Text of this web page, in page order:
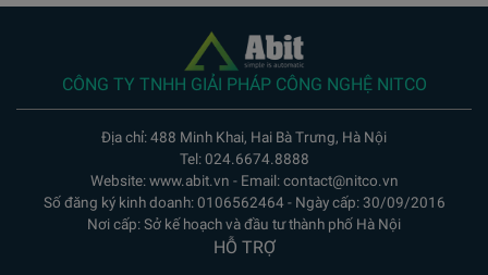
CÔNG TY TNHH GIẢI PHÁP CÔNG NGHỆ NITCO
Địa chỉ: 488 Minh Khai, Hai Bà Trưng, Hà Nội
Tel: 024.6674.8888
Website: www.abit.vn - Email: contact@nitco.vn
Số đăng ký kinh doanh: 0106562464 - Ngày cấp: 30/09/2016
Nơi cấp: Sở kế hoạch và đầu tư thành phố Hà Nội
HỖ TRỢ